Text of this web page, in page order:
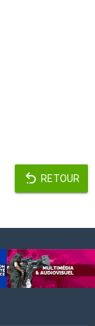
RETOUR